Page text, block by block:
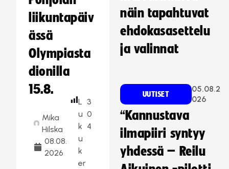
liikuntapäiv
ässä
Olympiasta
dionilla
15.8.
Mika
Hilska
08.08.
2026
L
u
k
u
k
er
3
0
4
näin tapahtuvat
ehdokasasettelu
ja valinnat
UUTISET
05.08.2
026
“Kannustava
ilmapiiri syntyy
yhdessä – Reilu